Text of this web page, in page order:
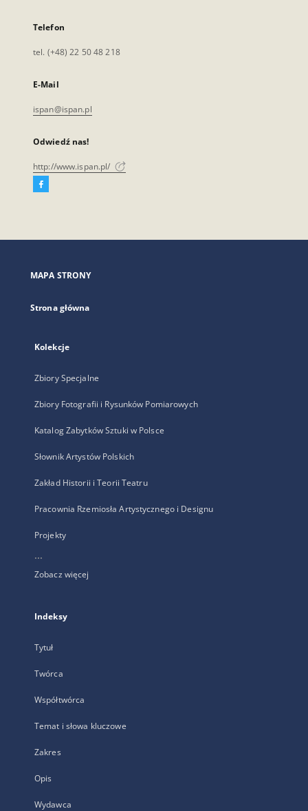
Telefon
tel. (+48) 22 50 48 218
E-Mail
ispan@ispan.pl
Odwiedź nas!
http://www.ispan.pl/
Facebook
się
karcie
MAPA STRONY
Strona główna
Kolekcje
Zbiory Specjalne
Zbiory Fotografii i Rysunków Pomiarowych
Katalog Zabytków Sztuki w Polsce
Słownik Artystów Polskich
Zakład Historii i Teorii Teatru
Pracownia Rzemiosła Artystycznego i Designu
Projekty
...
Zobacz więcej
Indeksy
Tytuł
Twórca
Współtwórca
Temat i słowa kluczowe
Zakres
Opis
Wydawca